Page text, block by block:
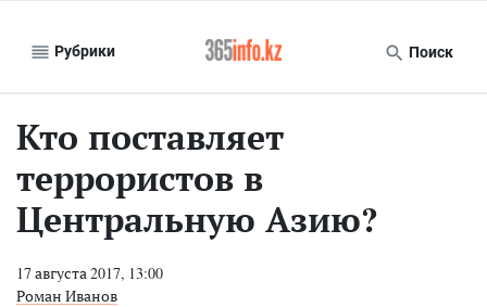
Рубрики Поиск
Кто поставляет
террористов в
Центральную Азию?
17 августа 2017, 13:00
Роман Иванов